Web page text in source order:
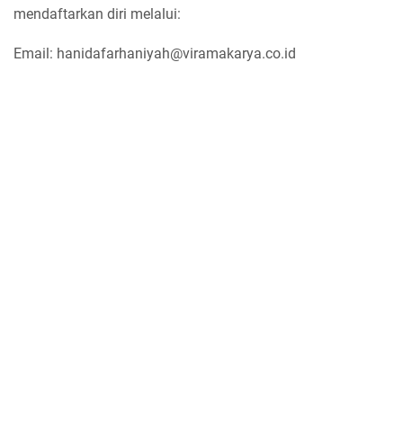
mendaftarkan diri melalui:
Email: hanidafarhaniyah@viramakarya.co.id